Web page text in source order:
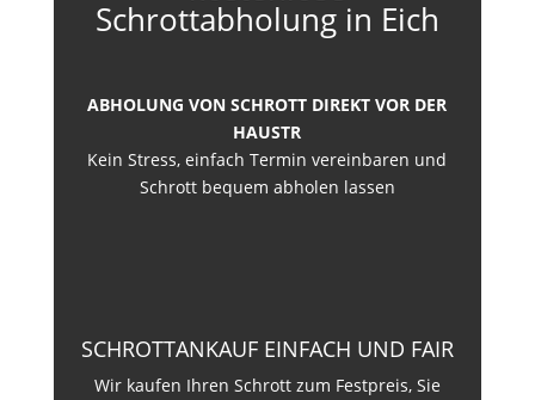
Schrottabholung in Eich
ABHOLUNG VON SCHROTT DIREKT VOR DER
HAUSTR
Kein Stress, einfach Termin vereinbaren und
Schrott bequem abholen lassen
SCHROTTANKAUF EINFACH UND FAIR
Wir kaufen Ihren Schrott zum Festpreis, Sie